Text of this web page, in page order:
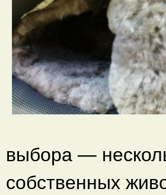
выбора —
собственных